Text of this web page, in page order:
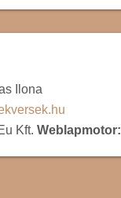
Ilona
Kft. Weblapmotor: